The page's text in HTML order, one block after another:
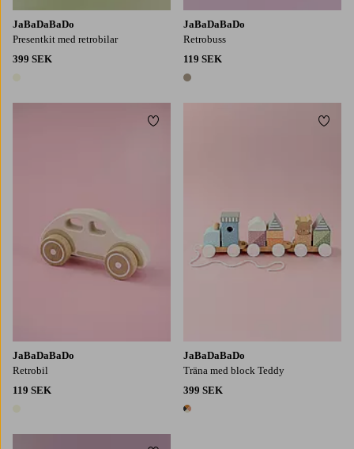
JaBaDaBaDo
Presentkit med retrobilar
399 SEK
JaBaDaBaDo
Retrobuss
119 SEK
1 färg
JaBaDaBaDo
Retrobil
119 SEK
Lägg till i favoriter
JaBaDaBaDo
Träna med block Teddy
399 SEK
1 färg